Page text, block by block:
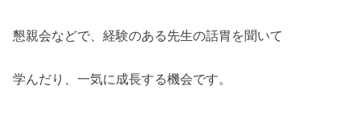
懇親会などで、経験のある先生の話胃を聞いて
学んだり、一気に成長する機会です。